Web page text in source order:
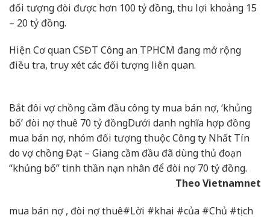
đối tượng đòi được hơn 100 tỷ đồng, thu lợi khoảng 15
– 20 tỷ đồng.
Hiện Cơ quan CSĐT Công an TPHCM đang mở rộng
điều tra, truy xét các đối tượng liên quan.
Bắt đôi vợ chồng cầm đầu công ty mua bán nợ, ‘khủng
bố’ đòi nợ thuê 70 tỷ đồngDưới danh nghĩa hợp đồng
mua bán nợ, nhóm đối tượng thuộc Công ty Nhất Tín
do vợ chồng Đạt – Giang cầm đầu đã dùng thủ đoạn
“khủng bố” tinh thần nạn nhân để đòi nợ 70 tỷ đồng.
Theo Vietnamnet
mua bán nợ , đòi nợ thuê#Lời #khai #của #Chủ #tịch